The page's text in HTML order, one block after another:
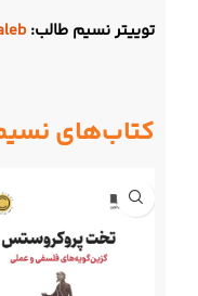
توییتر نسیم طالب:
کتاب‌های